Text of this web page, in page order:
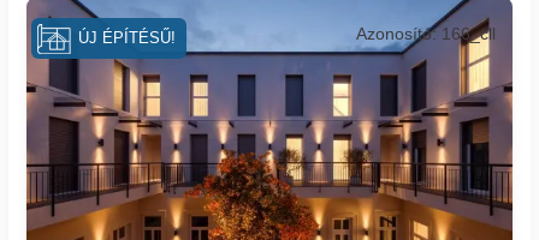
Azonosító: 166_cll
ÚJ ÉPÍTÉSŰ!